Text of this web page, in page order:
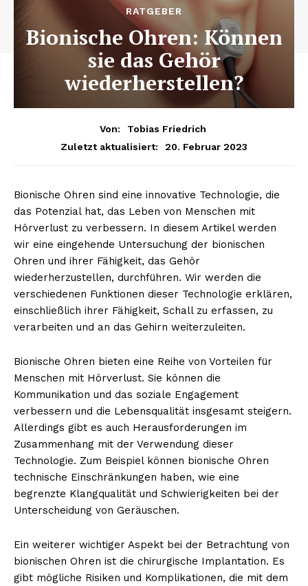
RATGEBER
Bionische Ohren: Können
sie das Gehör
wiederherstellen?
Von:
Tobias Friedrich
Zuletzt aktualisiert:
20. Februar 2023
Bionische Ohren sind eine innovative Technologie, die
das Potenzial hat, das Leben von Menschen mit
Hörverlust zu verbessern. In diesem Artikel werden
wir eine eingehende Untersuchung der bionischen
Ohren und ihrer Fähigkeit, das Gehör
wiederherzustellen, durchführen. Wir werden die
verschiedenen Funktionen dieser Technologie erklären,
einschließlich ihrer Fähigkeit, Schall zu erfassen, zu
verarbeiten und an das Gehirn weiterzuleiten.
Bionische Ohren bieten eine Reihe von Vorteilen für
Menschen mit Hörverlust. Sie können die
Kommunikation und das soziale Engagement
verbessern und die Lebensqualität insgesamt steigern.
Allerdings gibt es auch Herausforderungen im
Zusammenhang mit der Verwendung dieser
Technologie. Zum Beispiel können bionische Ohren
technische Einschränkungen haben, wie eine
begrenzte Klangqualität und Schwierigkeiten bei der
Unterscheidung von Geräuschen.
Ein weiterer wichtiger Aspekt bei der Betrachtung von
bionischen Ohren ist die chirurgische Implantation. Es
gibt mögliche Risiken und Komplikationen, die mit dem